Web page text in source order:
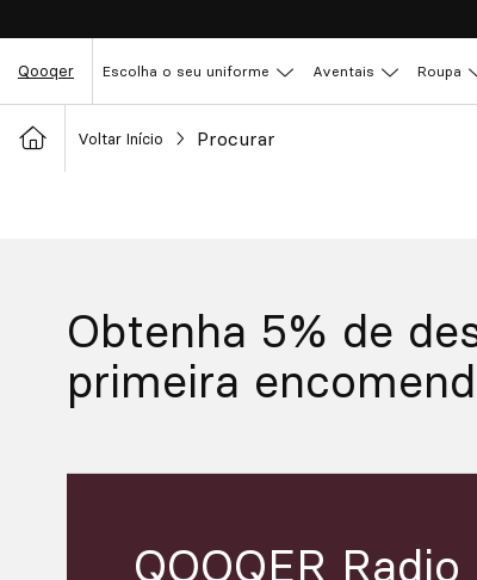
Qooqer Escolha o seu uniforme Aventais Roupa
Voltar Início Procurar
Obtenha 5% de
primeira
QOOQER Radio